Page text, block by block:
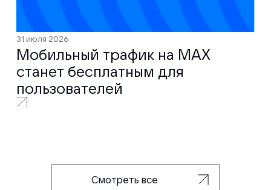
31 июля 2026
Мобильный трафик на MAX
станет бесплатным для
пользователей
Смотреть все